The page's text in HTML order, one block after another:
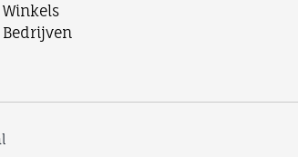
Winkels
Bedrijven